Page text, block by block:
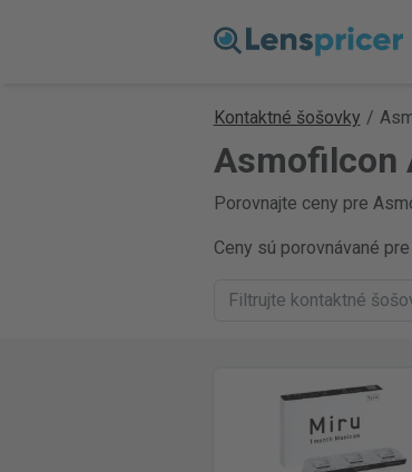
Kontaktné šošovky /
Asmofilcon
Porovnajte ceny pre
Ceny sú porovnávané